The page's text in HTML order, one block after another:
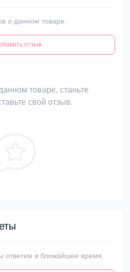
о данном товаре.
отзыв
товаре, станьте
свой отзыв.
ответим в ближайшее время.